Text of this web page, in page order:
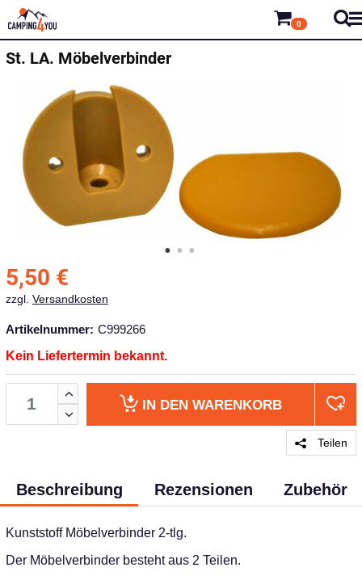
0
St. LA. Möbelverbinder
5,50 €
zzgl. Versandkosten
Artikelnummer: C999266
Kein Liefertermin bekannt.
IN DEN WARENKORB
Teilen
Beschreibung Rezensionen Zubehör
Kunststoff Möbelverbinder 2-tlg.
Der Möbelverbinder besteht aus 2 Teilen.